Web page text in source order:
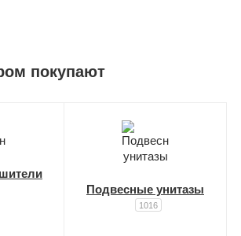
покупают
Подвесные унитазы
1016